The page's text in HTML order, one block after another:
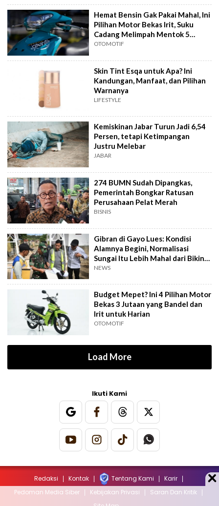
Hemat Bensin Gak Pakai Mahal, Ini
Pilihan Motor Bekas Irit, Suku
Cadang Melimpah Mentok 5
Jutaan
OTOMOTIF
Skin Tint Esqa untuk Apa? Ini
Kandungan, Manfaat, dan Pilihan
Warnanya
LIFESTYLE
Kemiskinan Jabar Turun Jadi 6,54
Persen, tetapi Ketimpangan
Justru Melebar
JABAR
274 BUMN Sudah Dipangkas,
Pemerintah Bongkar Ratusan
Perusahaan Pelat Merah
BISNIS
Gibran di Gayo Lues: Kondisi
Alamnya Begini, Normalisasi
Sungai Itu Lebih Mahal dari Bikin
Jembatan
NEWS
Budget Mepet? Ini 4 Pilihan Motor
Bekas 3 Jutaan yang Bandel dan
Irit untuk Harian
OTOMOTIF
Load More
Ikuti Kami
Redaksi Kontak Tentang Kami
Karir
Pedoman Media Siber
Kebijakan Privasi
Saran Dan Kritik